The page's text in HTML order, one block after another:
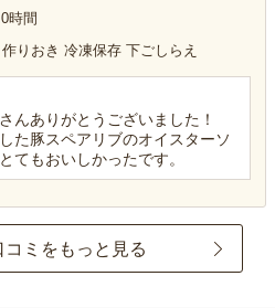
時間
作りおき 冷凍保存 下ごしらえ
んありがとうございました！
た豚スペアリブのオイスターソ
てもおいしかったです。
ミをもっと見る